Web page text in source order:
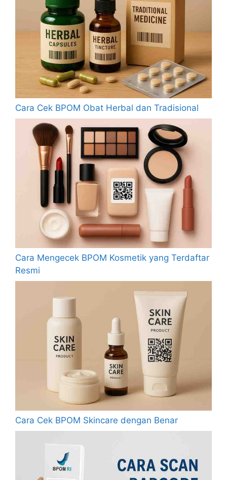
Cara Cek BPOM Obat Herbal dan Tradisional
Cara Mengecek BPOM Kosmetik yang Terdaftar
Resmi
Cara Cek BPOM Skincare dengan Benar